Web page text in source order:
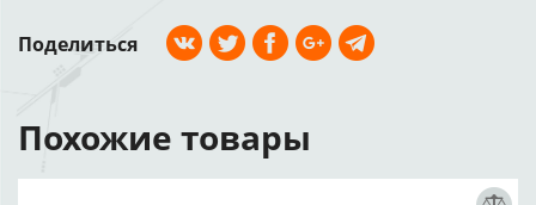
Поделиться
Похожие товары